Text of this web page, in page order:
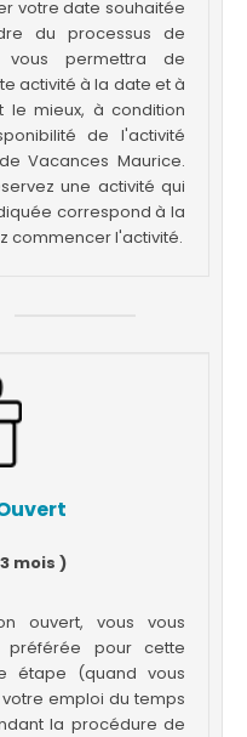
votre date souhaitée
du processus de
vous permettra de
activité à la date et à
le mieux, à condition
de l'activité
Vacances Maurice.
une activité qui
correspond à la
commencer l'activité.
mois )
ouvert, vous vous
pour cette
étape (quand vous
emploi du temps
la procédure de